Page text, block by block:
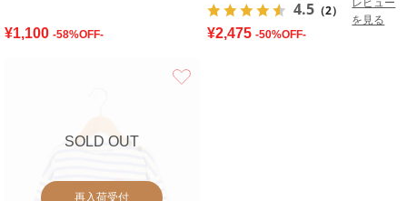
¥1,100 -58%OFF-
4.5 （2）
を見る
¥2,475 -50%OFF-
SOLD OUT
再入荷受付